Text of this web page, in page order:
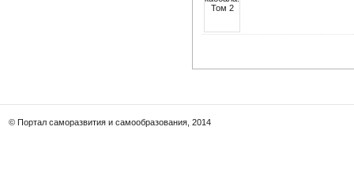
© Портал саморазвития и самообразования, 2014